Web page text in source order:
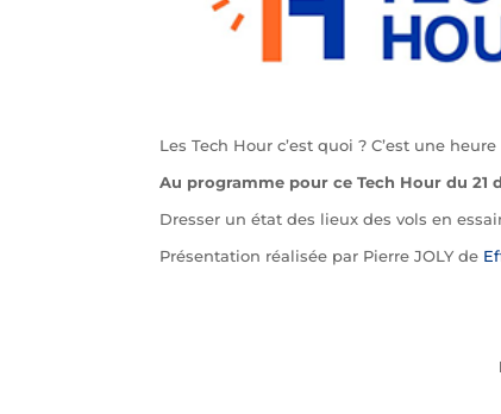
Les Tech Hour c’est quoi ? C’est une
Au programme pour ce Tech Hour du 21
Dresser un état des lieux des vols en
Présentation réalisée par Pierre JOLY de